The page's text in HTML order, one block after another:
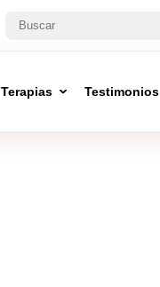
Terapias Testimonios